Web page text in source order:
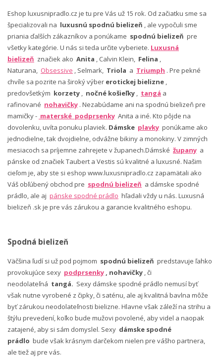
Eshop luxusnipradlo.cz je tu pre Vás už 15 rok. Od začiatku sme sa
špecializovali na luxusnú spodnú bielizeň , ale vypočuli sme
priania ďalších zákazníkov a ponúkame spodnú bielizeň pre
všetky kategórie. U nás si teda určite vyberiete. Luxusná
bielizeň značiek ako Anita , Calvin Klein, Felina
Naturana, Obsessive , Selmark, Triola a Triumph . Pre pekné
chvíle sa pozrite na široký výber erotickej bielizne
predovšetkým korzety nočné košieľky tangá a
rafinované nohavičky . Nezabúdame ani na spodnú bielizeň pre
mamičky - materské podprsenky Anita a iné. Kto pôjde na
dovolenku, uvíta ponuku plaviek. Dámske plavky ponúkame ako
jednodielne, tak dvojdielne, odvážne bikiny a monokiny. V zimných
mesiacoch sa príjemne zahrejete v županech.Dámské župany a
pánske od značiek Taubert a Vestis sú kvalitné a luxusné. Našim
cieľom je, aby ste si eshop www.luxusnipradlo.cz zapamätali ako
Váš obľúbený obchod pre spodnú bielizeň a dámske spodné
prádlo, ale aj pánske spodné prádlo hľadali vždy u nás. Luxusná
bielizeň .sk je pre vás zárukou a garancie kvalitného eshopu.
Spodná bielizeň
Väčšina ľudí si už pod pojmom spodnú bielizeň predstavuje ľahko
provokujúce sexy podprsenky , nohavičky , či
neodolateľná tangá. Sexy dámske spodné prádlo nemusí byť
však nutne vyrobené z čipky, či saténu, ale aj kvalitná bavlna môže
byť zárukou neodolateľnosti bielizne. Hlavne však záleží na strihu a
štýlu prevedení, koľko bude mužovi povolené, aby videl a naopak
zatajené, aby si sám domyslel. Sexy dámske spodné
prádlo bude však krásnym darčekom nielen pre vášho partnera,
ale tiež aj pre vás.